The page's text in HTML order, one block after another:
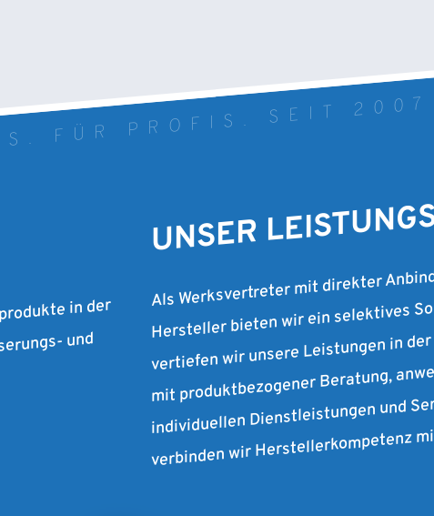
FÜR PROFIS. SEIT 2007
in der
und
UNSER
Als Werksvertreter mit direkter
Hersteller bieten wir ein selektives
vertiefen wir unsere Leistungen in
mit produktbezogener Beratung,
individuellen Dienstleistungen und
verbinden wir Herstellerkompetenz